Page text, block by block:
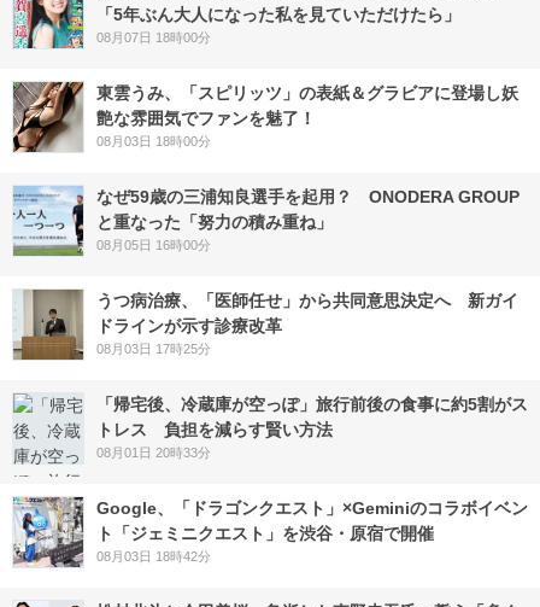
「5年ぶん大人になった私を見ていただけたら」
08月07日 18時00分
東雲うみ、「スピリッツ」の表紙＆グラビアに登場し妖
艶な雰囲気でファンを魅了！
08月03日 18時00分
なぜ59歳の三浦知良選手を起用？ ONODERA GROUP
と重なった「努力の積み重ね」
08月05日 16時00分
うつ病治療、「医師任せ」から共同意思決定へ 新ガイ
ドラインが示す診療改革
08月03日 17時25分
「帰宅後、冷蔵庫が空っぽ」旅行前後の食事に約5割がス
トレス 負担を減らす賢い方法
08月01日 20時33分
Google、「ドラゴンクエスト」×Geminiのコラボイベン
ト「ジェミニクエスト」を渋谷・原宿で開催
08月03日 18時42分